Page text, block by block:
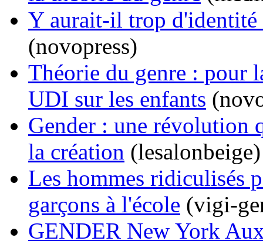
Y aurait-il trop d'identité
(novopress)
Théorie du genre : pour
UDI sur les enfants
Gender : une révolution
la création (lesalonbeige)
Les hommes ridiculisés
garçons à l'école (vigi-
GENDER New York